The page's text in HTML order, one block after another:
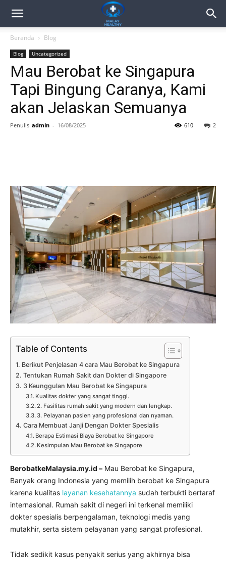
Beranda Blog
Blog Uncategorized
Mau Berobat ke Singapura
Tapi Bingung Caranya, Kami
akan Jelaskan Semuanya
Penulis admin - 16/08/2025 2
610
Table of Contents
Berikut Penjelasan 4 cara Mau Berobat ke Singapura
Tentukan Rumah Sakit dan Dokter di Singapore
3 Keunggulan Mau Berobat ke Singapura
Kualitas dokter yang sangat tinggi.
2. Fasilitas rumah sakit yang modern dan lengkap.
3. Pelayanan pasien yang profesional dan nyaman.
Cara Membuat Janji Dengan Dokter Spesialis
Berapa Estimasi Biaya Berobat ke Singapore
Kesimpulan Mau Berobat ke Singapore
BerobatkeMalaysia.my.id – Mau Berobat ke Singapura,
Banyak orang Indonesia yang memilih berobat ke Singapura
karena kualitas layanan kesehatannya sudah terbukti bertaraf
internasional. Rumah sakit di negeri ini terkenal memiliki
dokter spesialis berpengalaman, teknologi medis yang
mutakhir, serta sistem pelayanan yang sangat profesional.
Tidak sedikit kasus penyakit serius yang akhirnya bisa